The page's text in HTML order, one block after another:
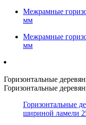
Межрамные
мм
Межрамные
мм
Горизонтальные
Горизонтальные
Горизонтальные
шириной ламели